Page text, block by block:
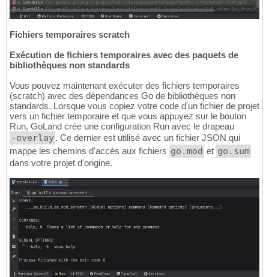
Fichiers temporaires scratch
Exécution de fichiers temporaires avec des paquets de
bibliothèques non standards
Vous pouvez maintenant exécuter des fichiers temporaires
(scratch) avec des dépendances Go de bibliothèques non
standards. Lorsque vous copiez votre code d'un fichier de projet
vers un fichier temporaire et que vous appuyez sur le bouton
Run, GoLand crée une configuration Run avec le drapeau
-overlay. Ce dernier est utilisé avec un fichier JSON qui
mappe les chemins d'accès aux fichiers go.mod et go.sum
dans votre projet d'origine.